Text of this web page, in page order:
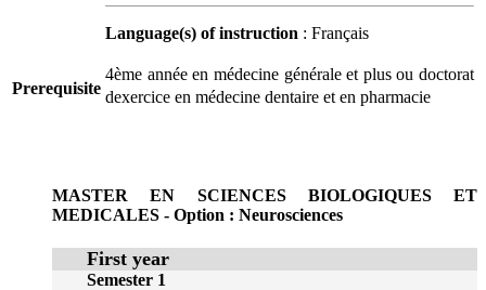
Language(s) of instruction : Français
Prerequisite
4ème année en médecine générale et plus ou doctorat
dexercice en médecine dentaire et en pharmacie
MASTER EN SCIENCES BIOLOGIQUES ET
MEDICALES - Option : Neurosciences
First year
Semester 1